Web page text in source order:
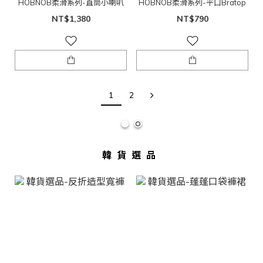
HOBNOB柔滑系列-直筒小喇叭
NT$1,380
HOBNOB柔滑系列-平口Bratop
NT$790
1 2
韓貨選品